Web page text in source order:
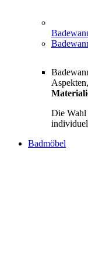
Die Wahl
Badmöbel